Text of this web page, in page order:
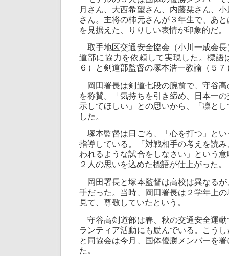
月さん、大西希望さん、内藤栞さん、
さん。主将の柿元さんが３年生で、あ
を見据えた、りりしい表情が印象的だ。
取手地区交通安全協会（小川一成会
道部に協力を依頼して実現した。標語
６）と剣道部監督の塚本浩一教諭（５
岡田署長は剣道七段の腕前で、守谷
を称賛。「気持ちを引き締め、日本一
示してほしい」との思いから、「凜と
した。
塚本監督は日ごろ、「心を打つ」と
指導している。「対戦相手の考えを読
われるような試合をしなさい」という
２人の思いを込めた標語が仕上がった。
岡田署長と塚本監督は高校は異なる
手だった。当時、岡田署長は２学年上
見て、尊敬していたという。
守谷高剣道部は春、秋の交通安全運
ランティア活動にも励んでいる。こう
と同協会は今月、国体優勝メンバーを
た。